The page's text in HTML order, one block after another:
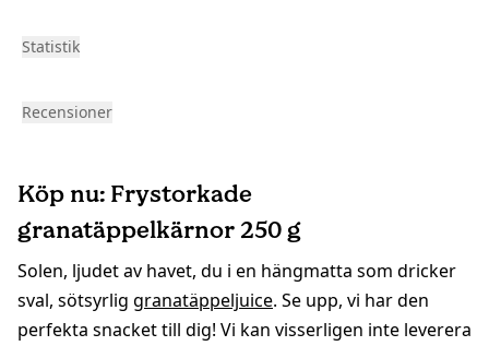
Statistik
Recensioner
Köp nu: Frystorkade
granatäppelkärnor 250 g
Solen, ljudet av havet, du i en hängmatta som dricker
sval, sötsyrlig granatäppeljuice. Se upp, vi har den
perfekta snacket till dig! Vi kan visserligen inte leverera